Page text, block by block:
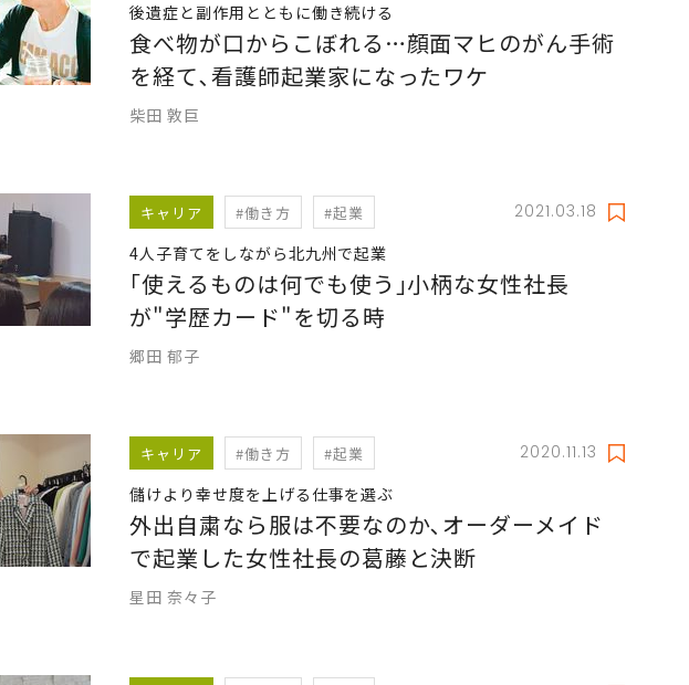
後遺症と副作用とともに働き続ける
食べ物が口からこぼれる…顔面マヒのがん手術
を経て､看護師起業家になったワケ
柴田 敦巨
キャリア #働き方 #起業
2021.03.18
4人子育てをしながら北九州で起業
｢使えるものは何でも使う｣小柄な女性社長
が"学歴カード"を切る時
郷田 郁子
キャリア #働き方 #起業
2020.11.13
儲けより幸せ度を上げる仕事を選ぶ
外出自粛なら服は不要なのか､オーダーメイド
で起業した女性社長の葛藤と決断
星田 奈々子